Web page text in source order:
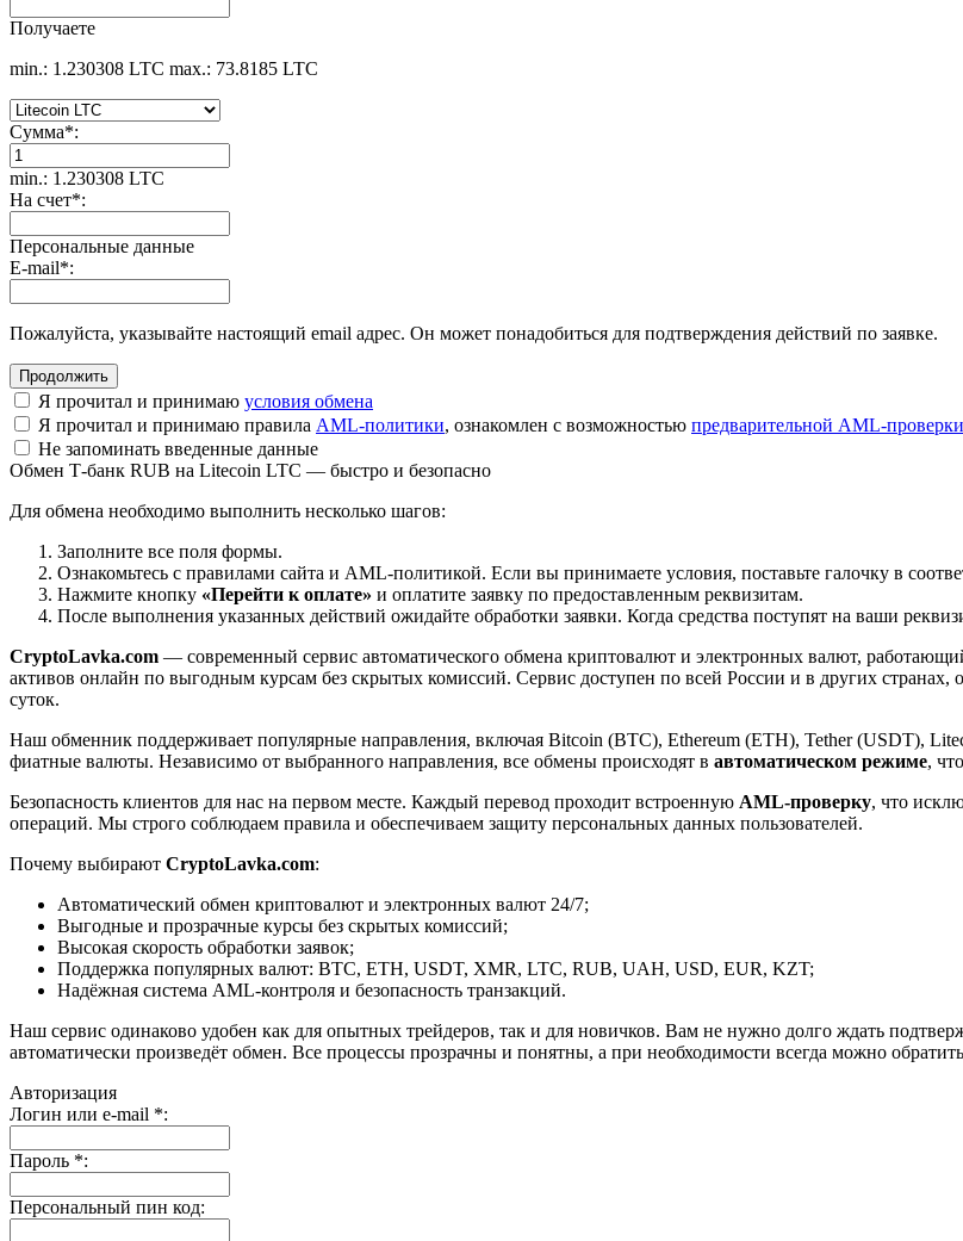
Получаете
min.: 1.230308 LTC max.: 73.8185 LTC
Сумма*:
min.: 1.230308 LTC
На счет*:
Персональные данные
E-mail*:
Пожалуйста, указывайте настоящий email адрес. Он может понадобиться для подтверждения действий по заявке.
Я прочитал и принимаю условия обмена
Я прочитал и принимаю правила AML-политики, ознакомлен с возможностью предварительной AML-проверки
Не запоминать введенные данные
Обмен Т-банк RUB на Litecoin LTC — быстро и безопасно
Для обмена необходимо выполнить несколько шагов:
Заполните все поля формы.
Ознакомьтесь с правилами сайта и AML-политикой. Если вы принимаете условия, поставьте галочку в
Нажмите кнопку «Перейти к оплате» и оплатите заявку по предоставленным реквизитам.
После выполнения указанных действий ожидайте обработки заявки. Когда средства поступят на ваши
CryptoLavka.com — современный сервис автоматического обмена криптовалют и электронных валют,
активов онлайн по выгодным курсам без скрытых комиссий. Сервис доступен по всей России и в других
суток.
Наш обменник поддерживает популярные направления, включая Bitcoin (BTC), Ethereum (ETH), Tether (USDT),
фиатные валюты. Независимо от выбранного направления, все обмены происходят в автоматическом режиме,
Безопасность клиентов для нас на первом месте. Каждый перевод проходит встроенную AML-проверку, что
операций. Мы строго соблюдаем правила и обеспечиваем защиту персональных данных пользователей.
Почему выбирают CryptoLavka.com:
Автоматический обмен криптовалют и электронных валют 24/7;
Выгодные и прозрачные курсы без скрытых комиссий;
Высокая скорость обработки заявок;
Поддержка популярных валют: BTC, ETH, USDT, XMR, LTC, RUB, UAH, USD, EUR, KZT;
Надёжная система AML-контроля и безопасность транзакций.
Наш сервис одинаково удобен как для опытных трейдеров, так и для новичков. Вам не нужно долго ждать
автоматически произведёт обмен. Все процессы прозрачны и понятны, а при необходимости всегда можно
Авторизация
Логин или e-mail *:
Пароль *:
Персональный пин код: